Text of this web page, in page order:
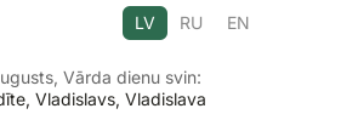
LV RU EN
Vārda dienu svin:
Vladislavs, Vladislava